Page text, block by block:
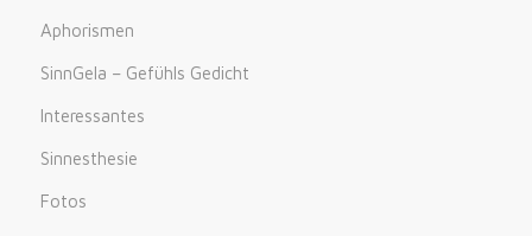
Aphorismen
SinnGela – Gefühls Gedicht
Interessantes
Sinnesthesie
Fotos